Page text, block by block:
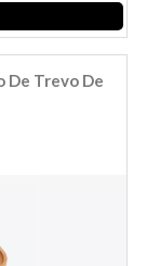
De Trevo De